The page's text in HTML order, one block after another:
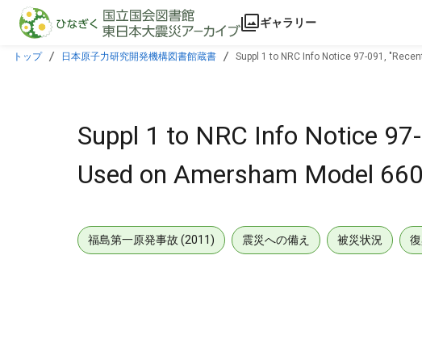
本文に飛ぶ
ギャラリー
トップ 日本原子力研究開発機構図書館蔵書 Suppl 1 to NRC Info Notice 97-091,
Suppl 1 to NRC Info Notice
Used on Amersham Model
福島第一原発事故 (2011) 震災への備え 被災状況